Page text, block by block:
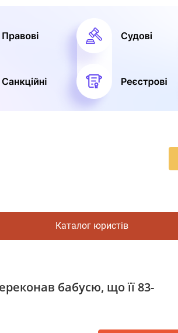
Каталог юристів
бабусю, що її 83-